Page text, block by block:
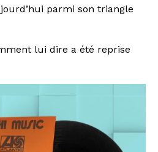
parmi son triangle
lui dire a été reprise